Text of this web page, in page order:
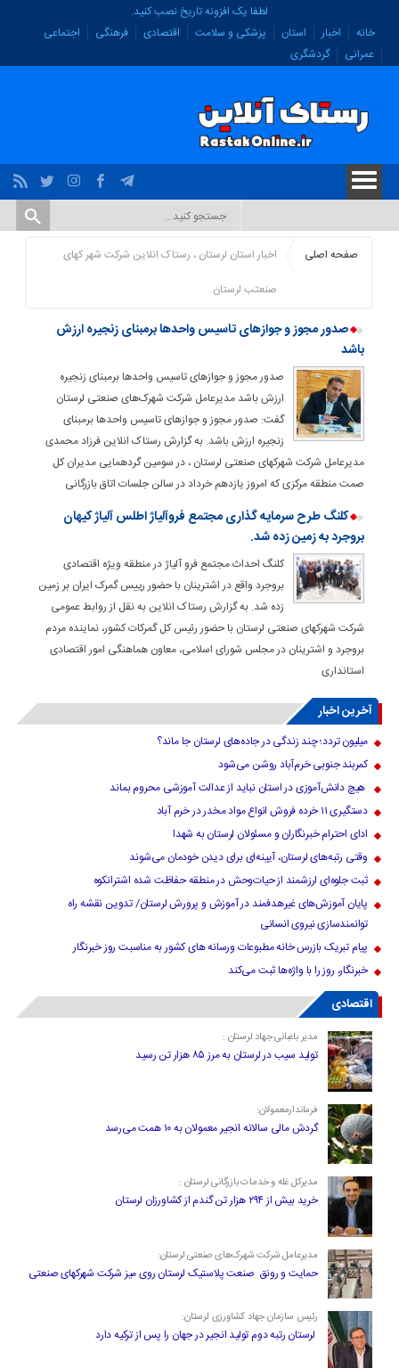
لطفا یک افزونه تاریخ نصب کنید.
خانه
اخبار استان پزشکی و سلامت اقتصادی فرهنگی
اجتماعی
عمرانی
گردشگری
صفحه اصلی
اخبار استان لرستان ، رستاک انلاین شرکت شهر کهای
صنعتب لرستان
صدور مجوز و جوازهای تاسیس واحدها برمبنای زنجیره ارزش
باشد
صدور مجوز و جوازهای تاسیس واحدها برمبنای زنجیره
ارزش باشد مدیرعامل شرکت شهرک‌های صنعتی لرستان
گفت: صدور مجوز و جوازهای تاسیس واحدها برمبنای
زنجیره ارزش باشد. به گزارش رستاک انلاین فرزاد محمدی
مدیرعامل شرکت شهرکهای صنعتی لرستان ، در سومین گردهمایی مدیران کل
صمت منطقه مرکزی که امروز یازدهم خرداد در سالن جلسات اتاق بازرگانی
کلنگ طرح سرمایه گذاری مجتمع فروآلیاژ اطلس آلیاژ کیهان
بروجرد به زمین زده شد.
کلنگ احداث مجتمع فرو آلیاژ در منطقه ویژه اقتصادی
بروجرد واقع در اشترینان با حضور رییس گمرک ایران بر زمین
زده شد. به گزارش رستاک انلاین به نقل از روابط عمومی
شرکت شهرکهای صنعتی لرستان با حضور رئیس کل گمرکات کشور، نماینده مردم
بروجرد و اشترینان در مجلس شورای اسلامی، معاون هماهنگی امور اقتصادی
استانداری
آخرین اخبار
میلیون تردد؛ چند زندگی در جاده‌های لرستان جا ماند؟
کمربند جنوبی خرم‌‌آباد روشن می‌شود
هیچ دانش‌آموزی در استان نباید از عدالت آموزشی محروم بماند
دستگیری ۱۱ خرده فروش انواع مواد مخدر در خرم آباد
ادای احترام خبرنگاران و مسئولان لرستان به شهدا
وقتی رتبه‌های لرستان، آیینه‌ای برای دیدن خودمان می‌شوند
ثبت جلوه‌ای ارزشمند از حیات‌وحش در منطقه حفاظت شده اشترانکوه
پایان آموزش‌های غیرهدفمند در آموزش و پرورش لرستان/ تدوین نقشه راه
توانمندسازی نیروی انسانی
پیام تبریک بازرس خانه مطبوعات ورسانه های کشور به مناسبت روز خبرنگار
خبرنگار، روز را با واژه‌ها ثبت می‌کند
اقتصادی
مدیر باغبانی جهاد لرستان :
تولید سیب در لرستان به مرز ۸۵ هزار تن رسید
فرماندارمعمولان:
گردش مالی سالانه انجیر معمولان به ۱۰ همت می‌رسد
مدیرکل غله و خدمات بازرگانی لرستان :
خرید بیش از ۲۹۴ هزار تن گندم از کشاورزان لرستان
مدیرعامل شرکت شهرک‌های صنعتی لرستان:
حمایت و رونق صنعت پلاستیک لرستان روی میز شرکت شهرکهای صنعتی
رئیس سازمان جهاد کشاورزی لرستان:
لرستان رتبه دوم تولید انجیر در جهان را پس از ترکیه دارد